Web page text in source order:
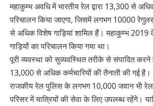
महाकुम्भ अवधि में भारतीय रेल द्वारा 13,300 से
परिचालन किया जाएगा, जिसमें लगभग 10000
से अधिक विशेष गाड़ियां शामिल हैं। महाकुम्भ 2019
गाड़ियों का परिचालन किया गया था।
पूरी व्यवस्था को सुव्यवस्थित तरीके से संपादित करने
13,000 से अधिक कर्मचारियों की तैनाती की गई
राजकीय रेल पुलिस के लगभग 10,000 जवान भी
परिसर में यात्रियों की सेवा के लिए उपलब्ध रहेंगे।